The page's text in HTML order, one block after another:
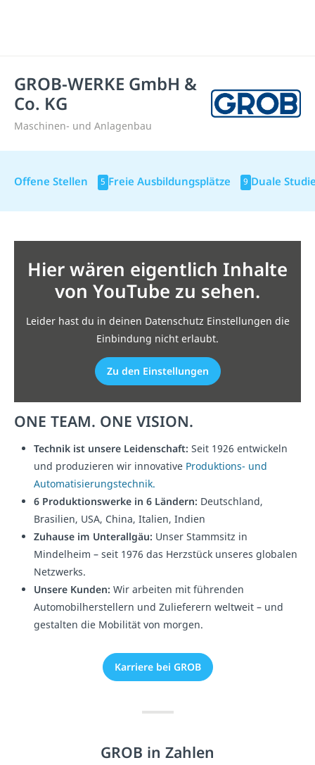
GROB-WERKE GmbH &
Co. KG
Maschinen- und Anlagenbau
Offene Stellen 5 Freie Ausbildungsplätze 9 Duale
ONE TEAM. ONE VISION.
Technik ist unsere Leidenschaft: Seit 1926 entwickeln
und produzieren wir innovative Produktions- und
Automatisierungstechnik.
6 Produktionswerke in 6 Ländern: Deutschland,
Brasilien, USA, China, Italien, Indien
Zuhause im Unterallgäu: Unser Stammsitz in
Mindelheim – seit 1976 das Herzstück unseres globalen
Netzwerks.
Unsere Kunden: Wir arbeiten mit führenden
Automobilherstellern und Zulieferern weltweit – und
gestalten die Mobilität von morgen.
Karriere bei GROB
Hier wären eigentlich Inhalte
von YouTube zu sehen.
Leider hast du in deinen Datenschutz Einstellungen die
Einbindung nicht erlaubt.
Zu den Einstellungen
GROB in Zahlen